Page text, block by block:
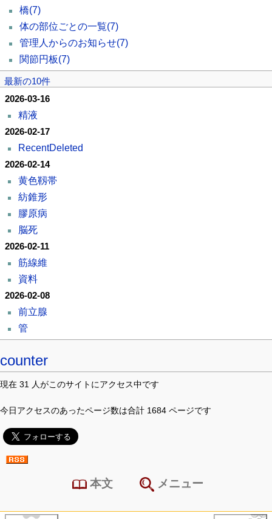
橋(7)
体の部位ごとの一覧(7)
管理人からのお知らせ(7)
関節円板(7)
最新の10件
2026-03-16
精液
2026-02-17
RecentDeleted
2026-02-14
黄色靱帯
紡錐形
膠原病
脳死
2026-02-11
筋線維
資料
2026-02-08
前立腺
管
counter
現在 31 人がこのサイトにアクセス中です
今日アクセスのあったページ数は合計 1684 ページです
本文 メニュー